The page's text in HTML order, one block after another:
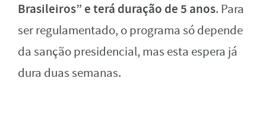
Brasileiros” e terá duração de 5 anos. Para
ser regulamentado, o programa só depende
da sanção presidencial, mas esta espera já
dura duas semanas.